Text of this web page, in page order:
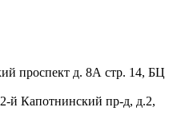
проспект д. 8А стр. 14, БЦ
й Капотнинский пр-д, д.2,